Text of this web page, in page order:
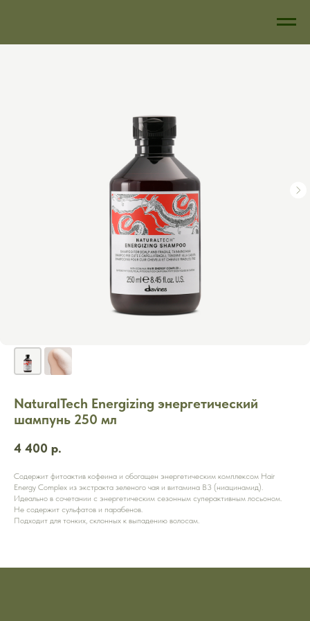
NaturalTech Energizing энергетический
шампунь 250 мл
4 400 р.
Содержит фитоактив кофеина и обогащен энергетическим комплексом Hair
Energy Complex из экстракта зеленого чая и витамина В3 (ниацинамид).
Идеально в сочетании с энергетическим сезонным суперактивным лосьоном.
Не содержит сульфатов и парабенов.
Подходит для тонких, склонных к выпадению волосам.